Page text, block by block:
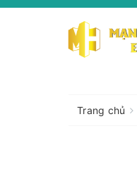
Trang chủ